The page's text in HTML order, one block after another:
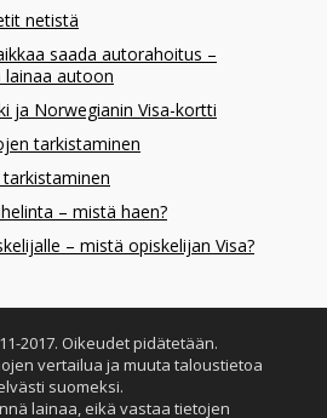
netistä
saada autorahoitus –
lainaa autoon
ja Norwegianin Visa-kortti
tarkistaminen
– mistä haen?
– mistä opiskelijan Visa?
2017. Oikeudet pidätetään.
vertailua ja muuta taloustietoa
suomeksi.
lainaa, eikä vastaa tietojen